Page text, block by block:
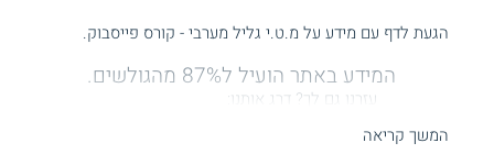
הגעת לדף עם מידע על מ.ט.י גליל מערבי - קורס פייסבוק.
המידע באתר הועיל ל87% מהגולשים.
עזרנו גם לך? דרג אותנו:
המשך קריאה